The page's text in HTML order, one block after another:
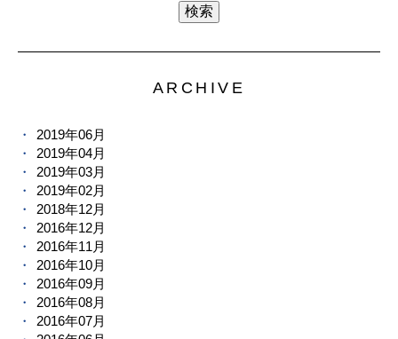
ARCHIVE
2019年06月
2019年04月
2019年03月
2019年02月
2018年12月
2016年12月
2016年11月
2016年10月
2016年09月
2016年08月
2016年07月